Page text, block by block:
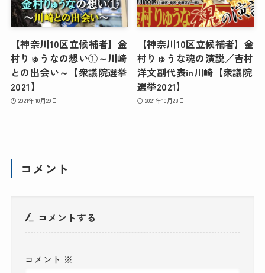
【神奈川10区立候補者】金
村りゅうなの想い①～川崎
との出会い～【衆議院選挙
2021】
2021年10月29日
【神奈川10区立候補者】金
村りゅうな魂の演説／吉村
洋文副代表in川崎【衆議院
選挙2021】
2021年10月28日
コメント
コメントする
コメント ※